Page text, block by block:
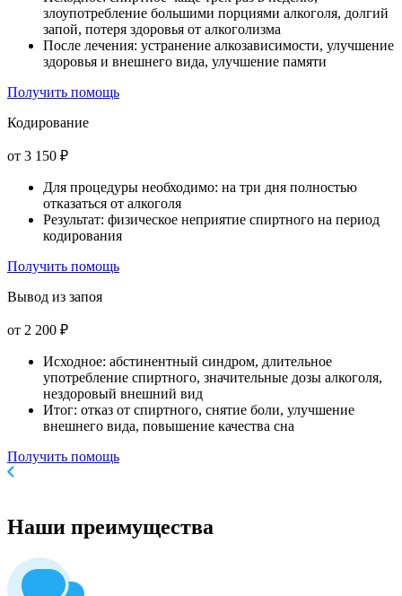
злоупотребление большими порциями алкоголя, долгий
запой, потеря здоровья от алкоголизма
После лечения: устранение алкозависимости, улучшение
здоровья и внешнего вида, улучшение памяти
Получить помощь
Кодирование
от 3 150 ₽
Для процедуры необходимо: на три дня полностью
отказаться от алкоголя
Результат: физическое неприятие спиртного на период
кодирования
Получить помощь
Вывод из запоя
от 2 200 ₽
Исходное: абстинентный синдром, длительное
употребление спиртного, значительные дозы алкоголя,
нездоровый внешний вид
Итог: отказ от спиртного, снятие боли, улучшение
внешнего вида, повышение качества сна
Получить помощь
Наши преимущества